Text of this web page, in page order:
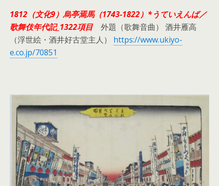
1812（文化9）烏亭焉馬（1743-1822）*うていえんば／
歌舞伎年代記_1322項目外題（歌舞音曲） 酒井雁高
（浮世絵・酒井好古堂主人） https://www.ukiyo-
e.co.jp/70851